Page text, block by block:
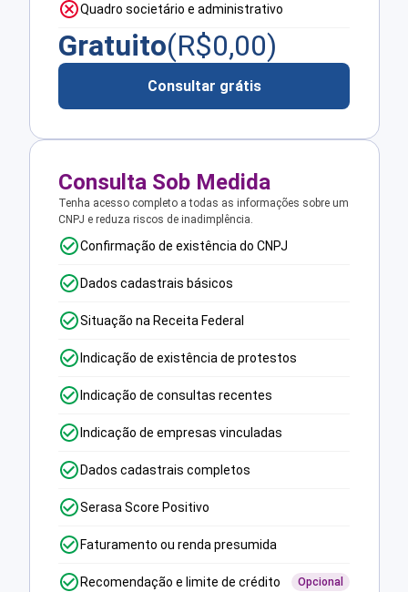
Quadro societário e administrativo
Gratuito(R$0,00)
Consultar grátis
Consulta Sob Medida
Tenha acesso completo a todas as informações sobre um
CNPJ e reduza riscos de inadimplência.
Confirmação de existência do CNPJ
Dados cadastrais básicos
Situação na Receita Federal
Indicação de existência de protestos
Indicação de consultas recentes
Indicação de empresas vinculadas
Dados cadastrais completos
Serasa Score Positivo
Faturamento ou renda presumida
Recomendação e limite de crédito Opcional